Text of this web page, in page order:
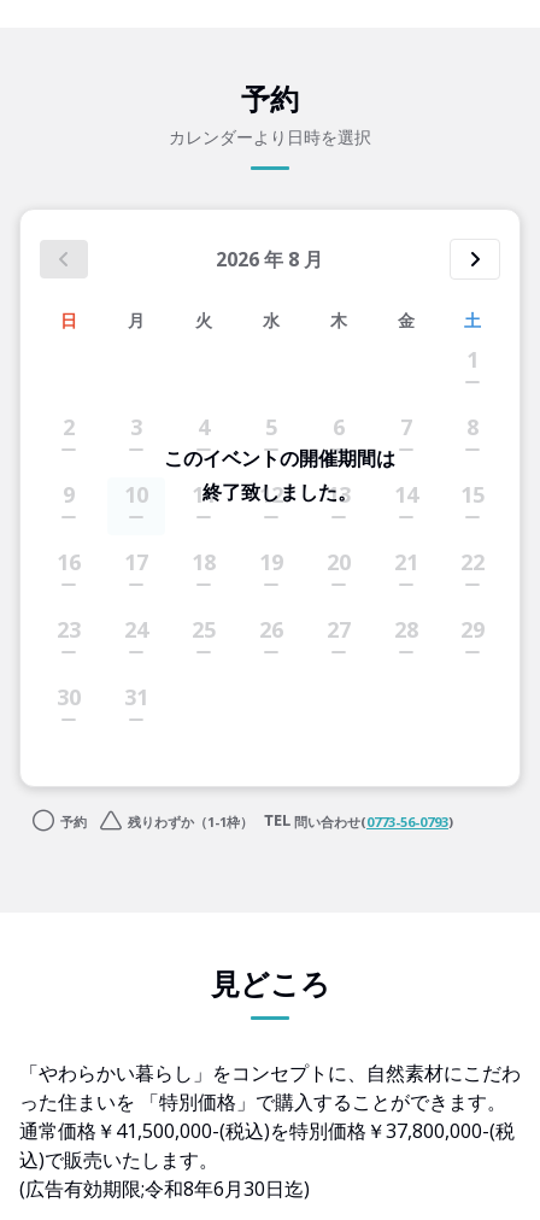
予約
カレンダーより日時を選択
2026年 8 月
日 月 火 水 木 金 土
1
2 3 4 5 6 7 8
9 10 11 12 13 14 15
16 17 18 19 20 21 22
23 24 25 26 27 28 29
30 31
このイベントの開催期間は
終了致しました。
予約 残りわずか（1-1枠） 問い合わせ(0773-56-0793)
見どころ
「やわらかい暮らし」をコンセプトに、自然素材にこだわ
った住まいを 「特別価格」で購入することができます。
通常価格￥41,500,000-(税込)を特別価格￥37,800,000-(税
込)で販売いたします。
(広告有効期限;令和8年6月30日迄)